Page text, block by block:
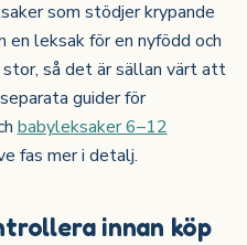
som stödjer krypande
en leksak för en nyfödd och
stor, så det är sällan värt att
guider för
babyleksaker 6–12
fas mer i detalj.
innan köp